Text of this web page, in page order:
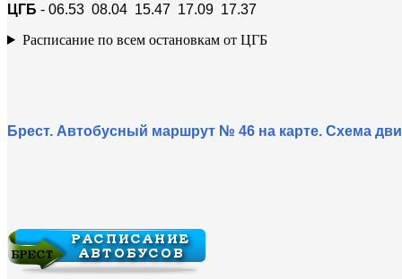
ЦГБ - 06.53 08.04 15.47 17.09 17.37
Расписание по всем остановкам от ЦГБ
Брест. Автобусный маршрут № 46 на карте. Схема